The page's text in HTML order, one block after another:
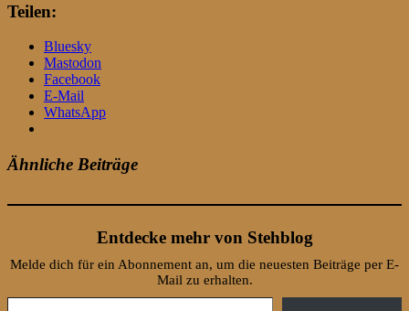
Teilen:
Bluesky
Mastodon
Facebook
E-Mail
WhatsApp
Ähnliche Beiträge
Entdecke mehr von Stehblog
Melde dich für ein Abonnement an, um die neuesten Beiträge per E-
Mail zu erhalten.
Gib deine E-Mail-Adresse ein ...